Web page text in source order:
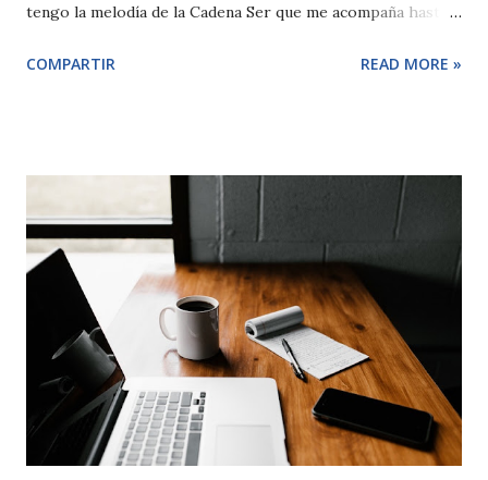
tengo la melodía de la Cadena Ser que me acompaña hasta
quiero morir, dame veneno..." De los maravillosos viajes en
quedo con las noches de verano en vacaciones y dormirme
escuchando en bucle a Mecano . La música en inglés llego
de la mano de mi hermano mayor con el melenudo de Kurt
Cobain . Buf! y así puedo tirarme un buen rato, con todos
esos recuerdos musicales que me han influenciado. Por
eso, pensé que tenía que contarte esto, para que te
esfuerces de vez en cuando en dejar en tus hijos esas
canciones que les recuerden a ti.
COMPARTIR READ MORE »